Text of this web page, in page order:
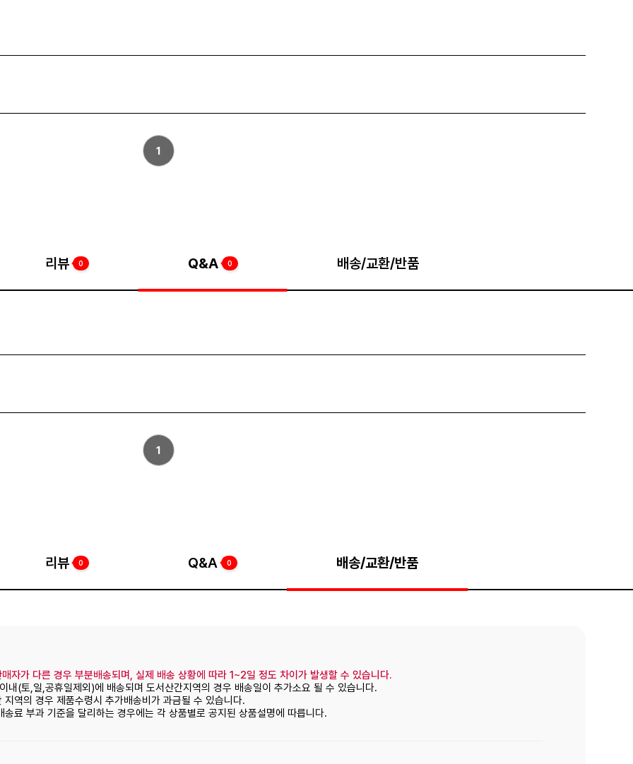
1
리뷰 0 Q&A 0 배송/교환/반품
1
리뷰 0 Q&A 0 배송/교환/반품
자가 다른 경우 부분배송되며, 실제 배송 상황에 따라 1~2일 정도 차이가 발생할 수 있습니다.
내(토,일,공휴일제외)에 배송되며 도서산간지역의 경우 배송일이 추가소요 될 수 있습니다.
역의 경우 제품수령시 추가배송비가 과금될 수 있습니다.
료 부과 기준을 달리하는 경우에는 각 상품별로 공지된 상품설명에 따릅니다.